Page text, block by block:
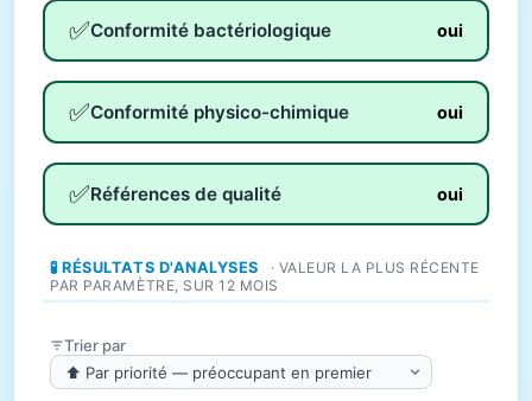
✅Conformité bactériologique oui
✅Conformité physico-chimique oui
✅Références de qualité oui
🧪 RÉSULTATS D'ANALYSES
· VALEUR LA PLUS RÉCENTE
PAR PARAMÈTRE, SUR 12 MOIS
Trier par